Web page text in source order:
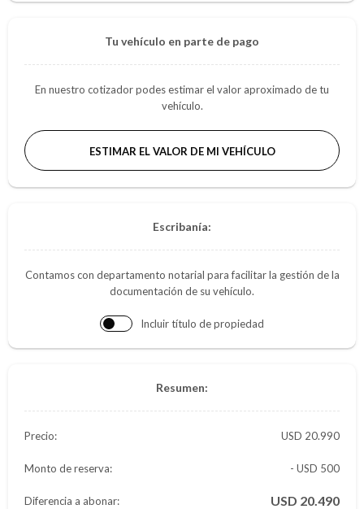
Tu vehículo en parte de pago
En nuestro cotizador podes estimar el valor aproximado de tu
vehículo.
ESTIMAR EL VALOR DE MI VEHÍCULO
Escribanía:
Contamos con departamento notarial para facilitar la gestión de la
documentación de su vehículo.
Incluir título de propiedad
Resumen:
Precio: 20.990
Monto de reserva: - USD 500
Diferencia a abonar: 20.490